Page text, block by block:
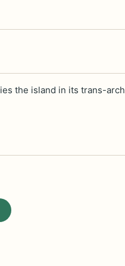
the island in its trans-